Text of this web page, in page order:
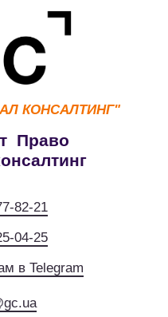
КОНСАЛТИНГ"
Право
82-21
04-25
в Telegram